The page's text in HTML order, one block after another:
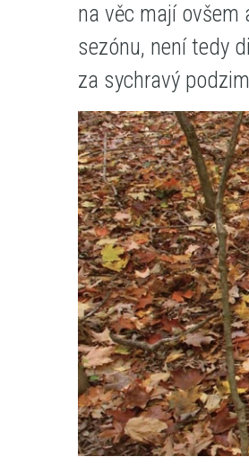
na věc mají ovšem
sezónu, není tedy
za sychravý